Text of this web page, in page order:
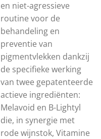
en niet-agressieve
routine voor de
behandeling en
preventie van
pigmentvlekken dankzij
de specifieke werking
van twee gepatenteerde
actieve ingrediënten:
Melavoid en B-Lightyl
die, in synergie met
rode wijnstok, Vitamine